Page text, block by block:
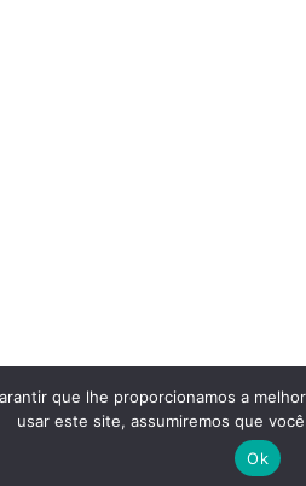
que lhe proporcionamos a
usar este site, assumiremos que
Ok